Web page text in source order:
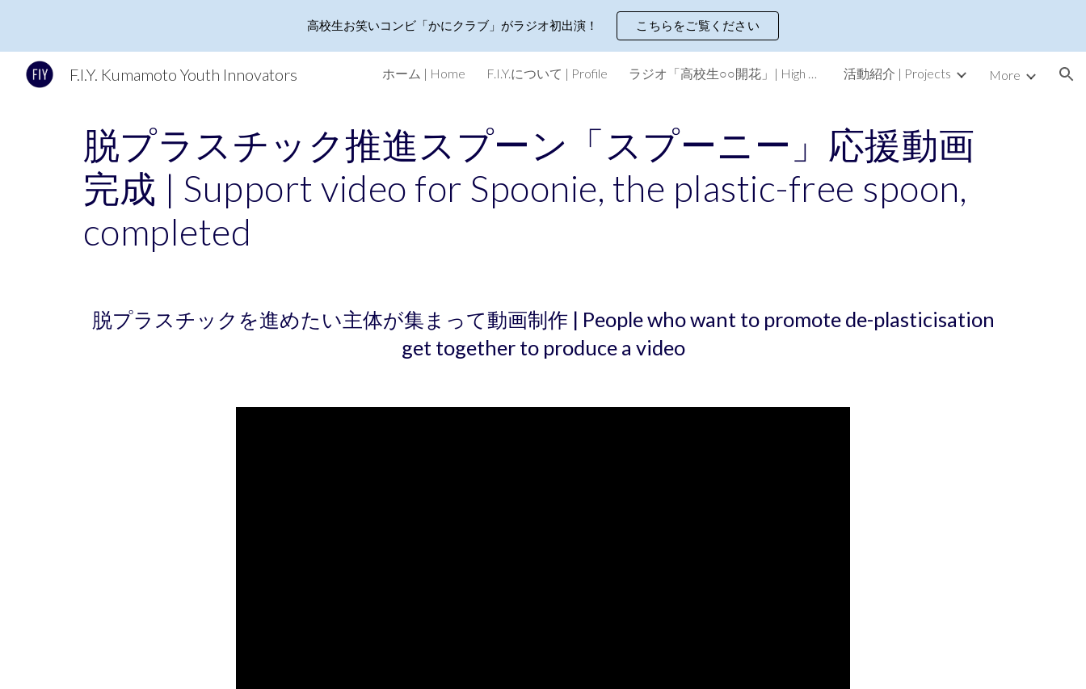
Skip to main content Skip to navigation
高校生お笑いコンビ「かにクラブ」がラジオ初出演！ こちらをご覧ください
F.I.Y. Kumamoto Youth Innovators ホーム | Home F.I.Y.について | Profile ラジオ「高校生○○開花」| High School Studs Radio Show 活動紹介 | Projects More
脱プラスチック推進スプーン「スプーニー」応援動画
完成 | Support video for Spoonie, the plastic-free spoon,
completed
脱プラスチックを進めたい主体が集まって動画制作| People who want to promote de-plasticisation
get together to produce a video